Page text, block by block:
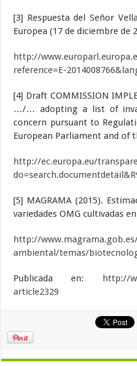
[3] Respuesta del Señor
Europea (17 de diciembre de
http://
reference=E-
[4] Draft COMMISSION
…/… adopting a list of
concern pursuant to
European Parliament and of
http://ec.europa.eu/
[5] MAGRAMA (2015).
variedades OMG cultivadas
http://
ambiental/temas/
Publicada en: http://
article2329